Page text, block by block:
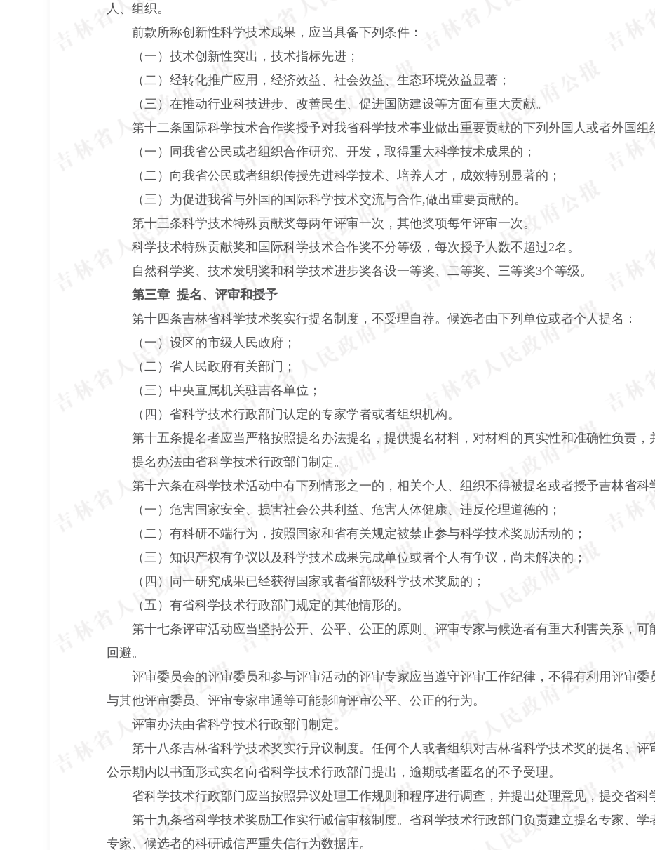
人、组织。
前款所称创新性科学技术成果，应当具备下列条件：
（一）技术创新性突出，技术指标先进；
（二）经转化推广应用，经济效益、社会效益、生态环境效益显著；
（三）在推动行业科技进步、改善民生、促进国防建设等方面有重大贡献。
第十二条国际科学技术合作奖授予对我省科学技术事业做出重要贡献的下列外国人或者外国组
（一）同我省公民或者组织合作研究、开发，取得重大科学技术成果的；
（二）向我省公民或者组织传授先进科学技术、培养人才，成效特别显著的；
（三）为促进我省与外国的国际科学技术交流与合作,做出重要贡献的。
第十三条科学技术特殊贡献奖每两年评审一次，其他奖项每年评审一次。
科学技术特殊贡献奖和国际科学技术合作奖不分等级，每次授予人数不超过2名。
自然科学奖、技术发明奖和科学技术进步奖各设一等奖、二等奖、三等奖3个等级。
第三章 提名、评审和授予
第十四条吉林省科学技术奖实行提名制度，不受理自荐。候选者由下列单位或者个人提名：
（一）设区的市级人民政府；
（二）省人民政府有关部门；
（三）中央直属机关驻吉各单位；
（四）省科学技术行政部门认定的专家学者或者组织机构。
第十五条提名者应当严格按照提名办法提名，提供提名材料，对材料的真实性和准确性负责，
提名办法由省科学技术行政部门制定。
第十六条在科学技术活动中有下列情形之一的，相关个人、组织不得被提名或者授予吉林省科
（一）危害国家安全、损害社会公共利益、危害人体健康、违反伦理道德的；
（二）有科研不端行为，按照国家和省有关规定被禁止参与科学技术奖励活动的；
（三）知识产权有争议以及科学技术成果完成单位或者个人有争议，尚未解决的；
（四）同一研究成果已经获得国家或者省部级科学技术奖励的；
（五）有省科学技术行政部门规定的其他情形的。
第十七条评审活动应当坚持公开、公平、公正的原则。评审专家与候选者有重大利害关系，可
回避。
评审委员会的评审委员和参与评审活动的评审专家应当遵守评审工作纪律，不得有利用评审委
与其他评审委员、评审专家串通等可能影响评审公平、公正的行为。
评审办法由省科学技术行政部门制定。
第十八条吉林省科学技术奖实行异议制度。任何个人或者组织对吉林省科学技术奖的提名、评
公示期内以书面形式实名向省科学技术行政部门提出，逾期或者匿名的不予受理。
省科学技术行政部门应当按照异议处理工作规则和程序进行调查，并提出处理意见，提交省科
第十九条省科学技术奖励工作实行诚信审核制度。省科学技术行政部门负责建立提名专家、学
专家、候选者的科研诚信严重失信行为数据库。